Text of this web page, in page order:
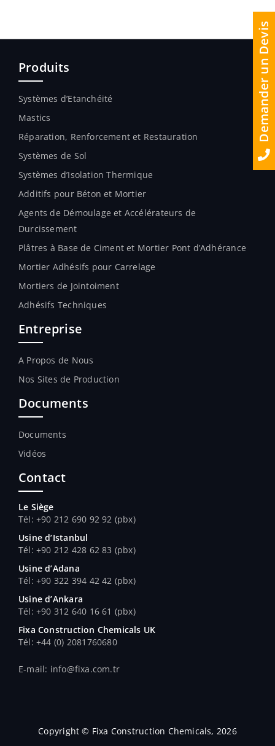
Produits
Systèmes d’Etanchéité
Mastics
Réparation, Renforcement et Restauration
Systèmes de Sol
Systèmes d’Isolation Thermique
Additifs pour Béton et Mortier
Agents de Démoulage et Accélérateurs de
Durcissement
Plâtres à Base de Ciment et Mortier Pont d’Adhérance
Mortier Adhésifs pour Carrelage
Mortiers de Jointoiment
Adhésifs Techniques
Entreprise
A Propos de Nous
Nos Sites de Production
Documents
Documents
Vidéos
Contact
Le Siège
Tél: +90 212 690 92 92 (pbx)
Usine d’Istanbul
Tél: +90 212 428 62 83 (pbx)
Usine d’Adana
Tél: +90 322 394 42 42 (pbx)
Usine d’Ankara
Tél: +90 312 640 16 61 (pbx)
Fixa Construction Chemicals UK
Tél: +44 (0) 2081760680
E-mail: info@fixa.com.tr
Copyright © Fixa Construction Chemicals, 2026
Demander un Devis